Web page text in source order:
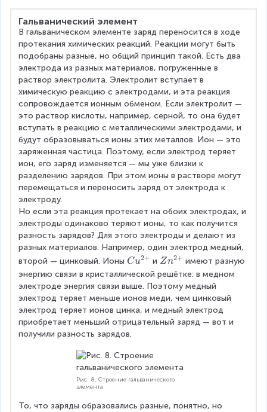
Гальванический элемент
В гальваническом элементе заряд переносится в ходе
протекания химических реакций. Реакции могут быть
подобраны разные, но общий принцип такой. Есть два
электрода из разных материалов, погруженные в
раствор электролита. Электролит вступает в
химическую реакцию с электродами, и эта реакция
сопровождается ионным обменом. Если электролит —
это раствор кислоты, например, серной, то она будет
вступать в реакцию с металлическими электродами, и
будут образовываться ионы этих металлов. Ион — это
заряженная частица. Поэтому, если электрод теряет
ион, его заряд изменяется — мы уже близки к
разделению зарядов. При этом ионы в растворе могут
перемещаться и переносить заряд от электрода к
электроду.
Но если эта реакция протекает на обоих электродах, и
электроды одинаково теряют ионы, то как получится
разность зарядов? Для этого электроды и делают из
разных материалов. Например, один электрод медный,
второй — цинковый. Ионы C
u
^
{
2
+
}
Cu2+ и Z
n
^
{
2
+
Zn2+ имеют разную
энергию связи в кристаллической решётке: в медном
электроде энергия связи выше. Поэтому медный
электрод теряет меньше ионов меди, чем цинковый
электрод теряет ионов цинка, и медный электрод
приобретает меньший отрицательный заряд — вот и
получили разность зарядов.
Рис. 8. Строение гальванического
элемента
То, что заряды образовались разные, понятно, но